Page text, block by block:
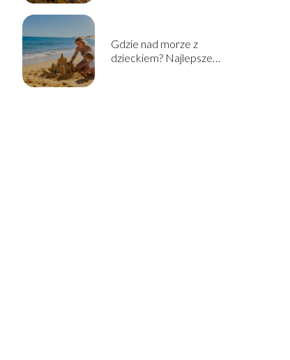
Gdzie nad morze z
dzieckiem? Najlepsze